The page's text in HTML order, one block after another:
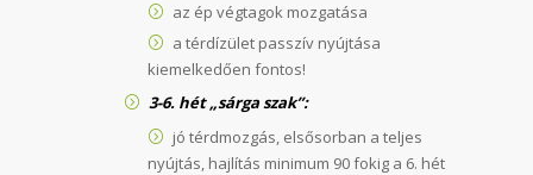
az ép végtagok mozgatása
a térdízület passzív nyújtása
kiemelkedően fontos!
3-6. hét „sárga szak”:
jó térdmozgás, elsősorban a teljes
nyújtás, hajlítás minimum 90 fokig a 6. hét